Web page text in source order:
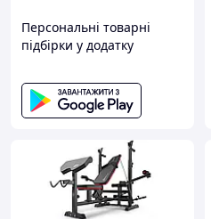
Персональні товарні
підбірки у додатку